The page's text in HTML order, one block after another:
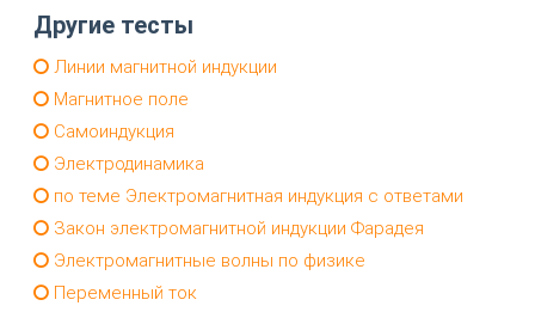
Другие тесты
Линии магнитной индукции
Магнитное поле
Самоиндукция
Электродинамика
по теме Электромагнитная индукция с ответами
Закон электромагнитной индукции Фарадея
Электромагнитные волны по физике
Переменный ток